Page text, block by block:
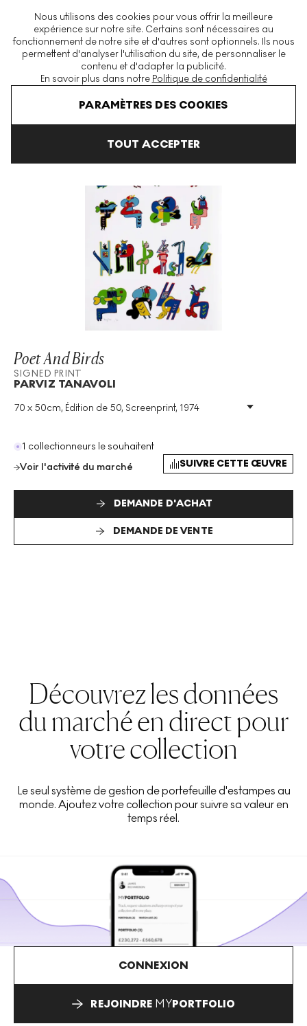
Nous utilisons des cookies pour vous offrir la meilleure
expérience sur notre site. Certains sont nécessaires au
fonctionnement de notre site et d'autres sont optionnels. Ils nous
permettent d'analyser l'utilisation du site, de personnaliser le
contenu et d'adapter la publicité.
En savoir plus dans notre Politique de confidentialité
PARAMÈTRES DES COOKIES
TOUT ACCEPTER
La plus grande plateforme mondiale d'estampes et éditions
modernes et contemporaines
Parviz Tanavoli Poet And Birds Signed Print
Poet And Birds
SIGNED PRINT
PARVIZ TANAVOLI
70 x 50cm, Édition de 50, Screenprint, 1974
Technique: Screenprint
Année: 1974
Signé
Oui
Format: Signed Print
1 collectionneurs le souhaitent
Voir l'activité du marché
SUIVRE CETTE ŒUVRE
DEMANDE D'ACHAT
DEMANDE DE VENTE
Découvrez les données
du marché en direct pour
votre collection
Le seul système de gestion de portefeuille d'estampes au
monde. Ajoutez votre collection pour suivre sa valeur en
temps réel.
CONNEXION
REJOINDRE MYPORTFOLIO